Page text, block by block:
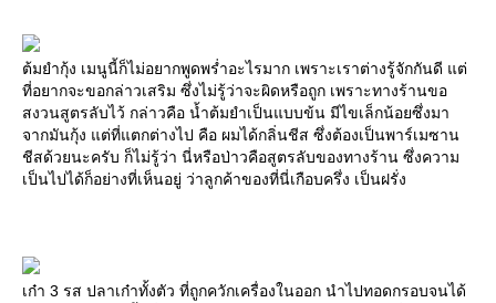
ต้มยำกุ้ง เมนูนี้ก็ไม่อยากพูดพร่ำอะไรมาก เพราะเราต่างรู้จักกันดี แต่
ที่อยากจะขอกล่าวเสริม ซึ่งไม่รู้ว่าจะผิดหรือถูก เพราะทางร้านขอ
สงวนสูตรลับไว้ กล่าวคือ น้ำต้มยำเป็นแบบข้น มีไขเล็กน้อยซึ่งมา
จากมันกุ้ง แต่ที่แตกต่างไป คือ ผมได้กลิ่นชีส ซึ่งต้องเป็นพาร์เมซาน
ชีสด้วยนะครับ ก็ไม่รู้ว่า นี่หรือป่าวคือสูตรลับของทางร้าน ซึ่งความ
เป็นไปได้ก็อย่างที่เห็นอยู่ ว่าลูกค้าของที่นี่เกือบครึ่ง เป็นฝรั่ง
เก๋า 3 รส ปลาเก๋าทั้งตัว ที่ถูกควักเครื่องในออก นำไปทอดกรอบจนได้